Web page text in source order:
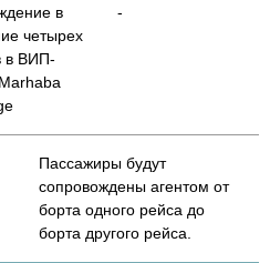
в
четырех
в ВИП-
-
Пассажиры будут
сопровождены агентом от
борта одного рейса до
борта другого рейса.